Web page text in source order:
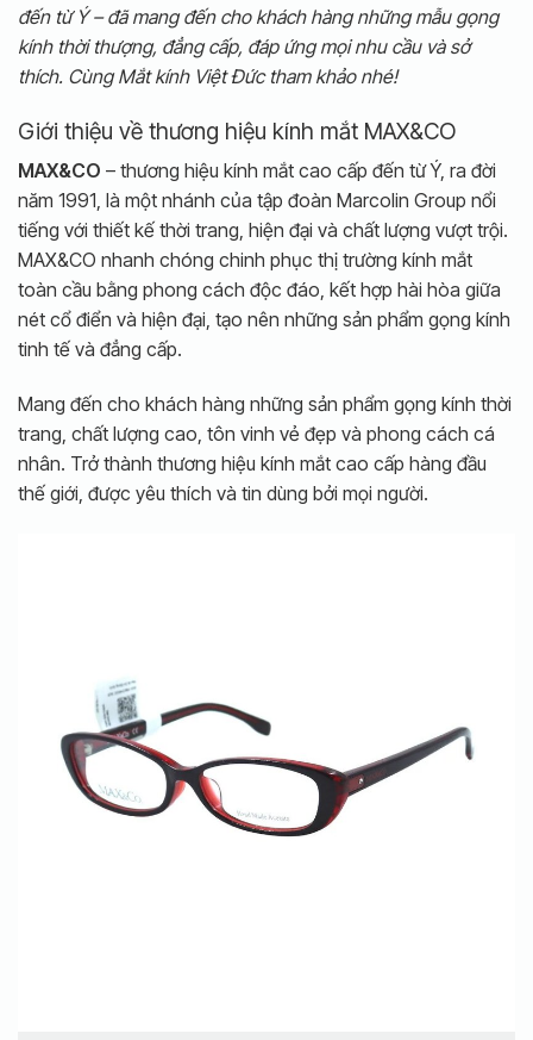
đến từ Ý – đã mang đến cho khách hàng những mẫu gọng
kính thời thượng, đẳng cấp, đáp ứng mọi nhu cầu và sở
thích. Cùng Mắt kính Việt Đức tham khảo nhé!
Giới thiệu về thương hiệu kính mắt MAX&CO
MAX&CO – thương hiệu kính mắt cao cấp đến từ Ý, ra đời
năm 1991, là một nhánh của tập đoàn Marcolin Group nổi
tiếng với thiết kế thời trang, hiện đại và chất lượng vượt trội.
MAX&CO nhanh chóng chinh phục thị trường kính mắt
toàn cầu bằng phong cách độc đáo, kết hợp hài hòa giữa
nét cổ điển và hiện đại, tạo nên những sản phẩm gọng kính
tinh tế và đẳng cấp.
Mang đến cho khách hàng những sản phẩm gọng kính thời
trang, chất lượng cao, tôn vinh vẻ đẹp và phong cách cá
nhân. Trở thành thương hiệu kính mắt cao cấp hàng đầu
thế giới, được yêu thích và tin dùng bởi mọi người.